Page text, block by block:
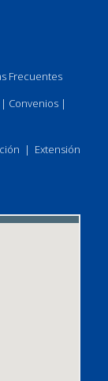
Frecuentes
| Convenios|
| Extensión